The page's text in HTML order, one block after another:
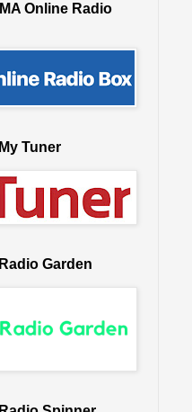
Online Radio
Tuner
Garden